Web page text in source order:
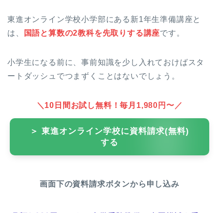
東進オンライン学校小学部にある新1年生準備講座と
は、
国語と算数の2教科を先取りする講座です。
小学生になる前に、事前知識を少し入れておけばスタ
ートダッシュでつまずくことはないでしょう。
＼10日間お試し無料！毎月1,980円〜／
＞ 東進オンライン学校に資料請求(無料)
する
画面下の資料請求ボタンから申し込み